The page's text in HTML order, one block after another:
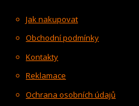
Jak nakupovat
Obchodní podmínky
Kontakty
Reklamace
Ochrana osobních údajů